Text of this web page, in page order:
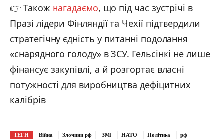
👉 Також нагадаємо, що під час зустрічі в
Празі лідери Фінляндії та Чехії підтвердили
стратегічну єдність у питанні подолання
«снарядного голоду» в ЗСУ. Гельсінкі не лише
фінансує закупівлі, а й розгортає власні
потужності для виробництва дефіцитних
калібрів
ТЕГИ Війна Злочини рф ЗМІ НАТО Політика рф